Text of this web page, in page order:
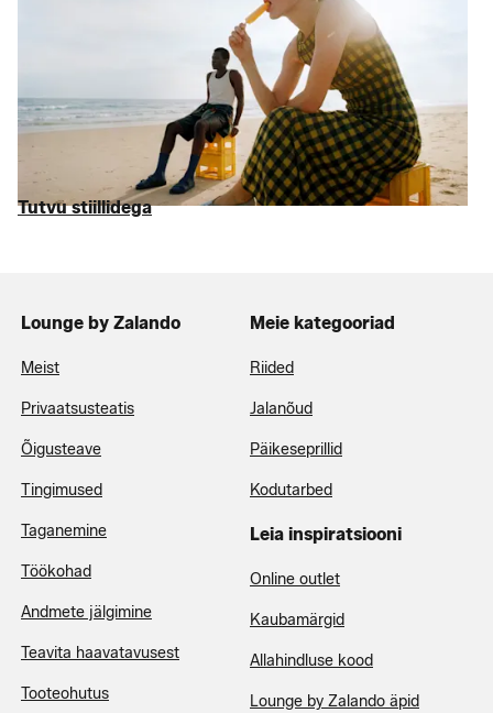
Vali lennud, mitte täishinnad
Snu suvepuhkus algab kõige tähtsamast. AlatesBirkenstocki
põhitoodetest ja Levi teksarõivastest kuni
ujumisriieteni
kleitideni, mis tõeliselt tähelepanu äratavad – oleme leidnud
parimad tooted kuni 75% tavahinnast soodsamal. Paki oma
kohvrid
ja mine reisile. Featring ONLY ja paljud teised
pakkumised.
Tutvu stiillidega
Lounge by Zalando
Meist
Privaatsusteatis
Õigusteave
Tingimused
Taganemine
Töökohad
Andmete jälgimine
Teavita haavatavusest
Tooteohutus
Meie kategooriad
Riided
Jalanõud
Päikeseprillid
Kodutarbed
Leia inspiratsiooni
Online outlet
Kaubamärgid
Allahindluse kood
Lounge by Zalando äpid